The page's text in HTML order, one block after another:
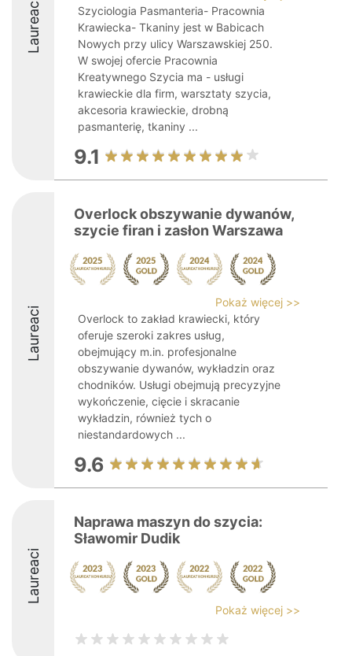
Laureaci
Szyciologia Pasmanteria- Pracownia
Krawiecka- Tkaniny jest w Babicach
Nowych przy ulicy Warszawskiej 250.
W swojej ofercie Pracownia
Kreatywnego Szycia ma - usługi
krawieckie dla firm, warsztaty szycia,
akcesoria krawieckie, drobną
pasmanterię, tkaniny ...
9.1
Laureaci
Overlock obszywanie dywanów,
szycie firan i zasłon Warszawa
Pokaż więcej >>
Overlock to zakład krawiecki, który
oferuje szeroki zakres usług,
obejmujący m.in. profesjonalne
obszywanie dywanów, wykładzin oraz
chodników. Usługi obejmują precyzyjne
wykończenie, cięcie i skracanie
wykładzin, również tych o
niestandardowych ...
9.6
Laureaci
Naprawa maszyn do szycia:
Sławomir Dudik
Pokaż więcej >>